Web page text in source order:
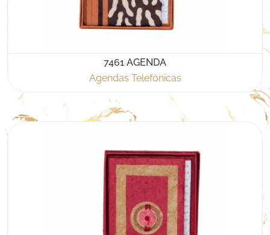
7461 AGENDA
Agendas Telefónicas